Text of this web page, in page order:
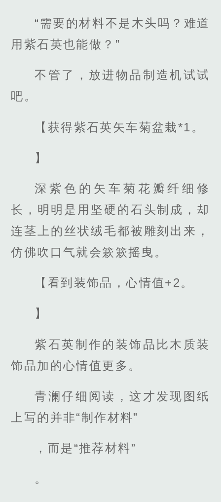
“需要的材料不是木头吗？难道
用紫石英也能做？”
不管了，放进物品制造机试试
吧。
【获得紫石英矢车菊盆栽*1。
】
深紫色的矢车菊花瓣纤细修
长，明明是用坚硬的石头制成，却
连茎上的丝状绒毛都被雕刻出来，
仿佛吹口气就会簌簌摇曳。
【看到装饰品，心情值+2。
】
紫石英制作的装饰品比木质装
饰品加的心情值更多。
青澜仔细阅读，这才发现图纸
上写的并非“制作材料”
，而是“推荐材料”
。